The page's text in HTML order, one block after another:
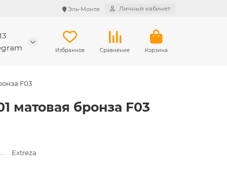
Эль-Монте Личный кабинет
Избранное Сравнение Корзина
F03
матовая бронза F03
Extreza